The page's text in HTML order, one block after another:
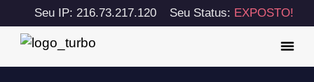
Seu IP: 216.73.217.120 Seu Status: EXPOSTO!